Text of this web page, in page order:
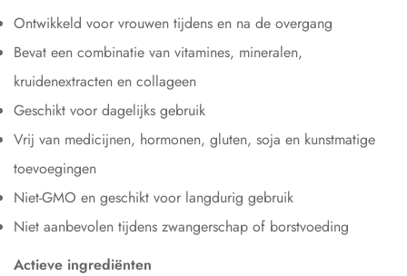
Ontwikkeld voor vrouwen tijdens en na de overgang
Bevat een combinatie van vitamines, mineralen,
kruidenextracten en collageen
Geschikt voor dagelijks gebruik
Vrij van medicijnen, hormonen, gluten, soja en kunstmatige
toevoegingen
Niet-GMO en geschikt voor langdurig gebruik
Niet aanbevolen tijdens zwangerschap of borstvoeding
Actieve ingrediënten